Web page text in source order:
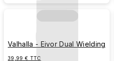
Valhalla - Eivor Dual Wielding
39,99 € TTC